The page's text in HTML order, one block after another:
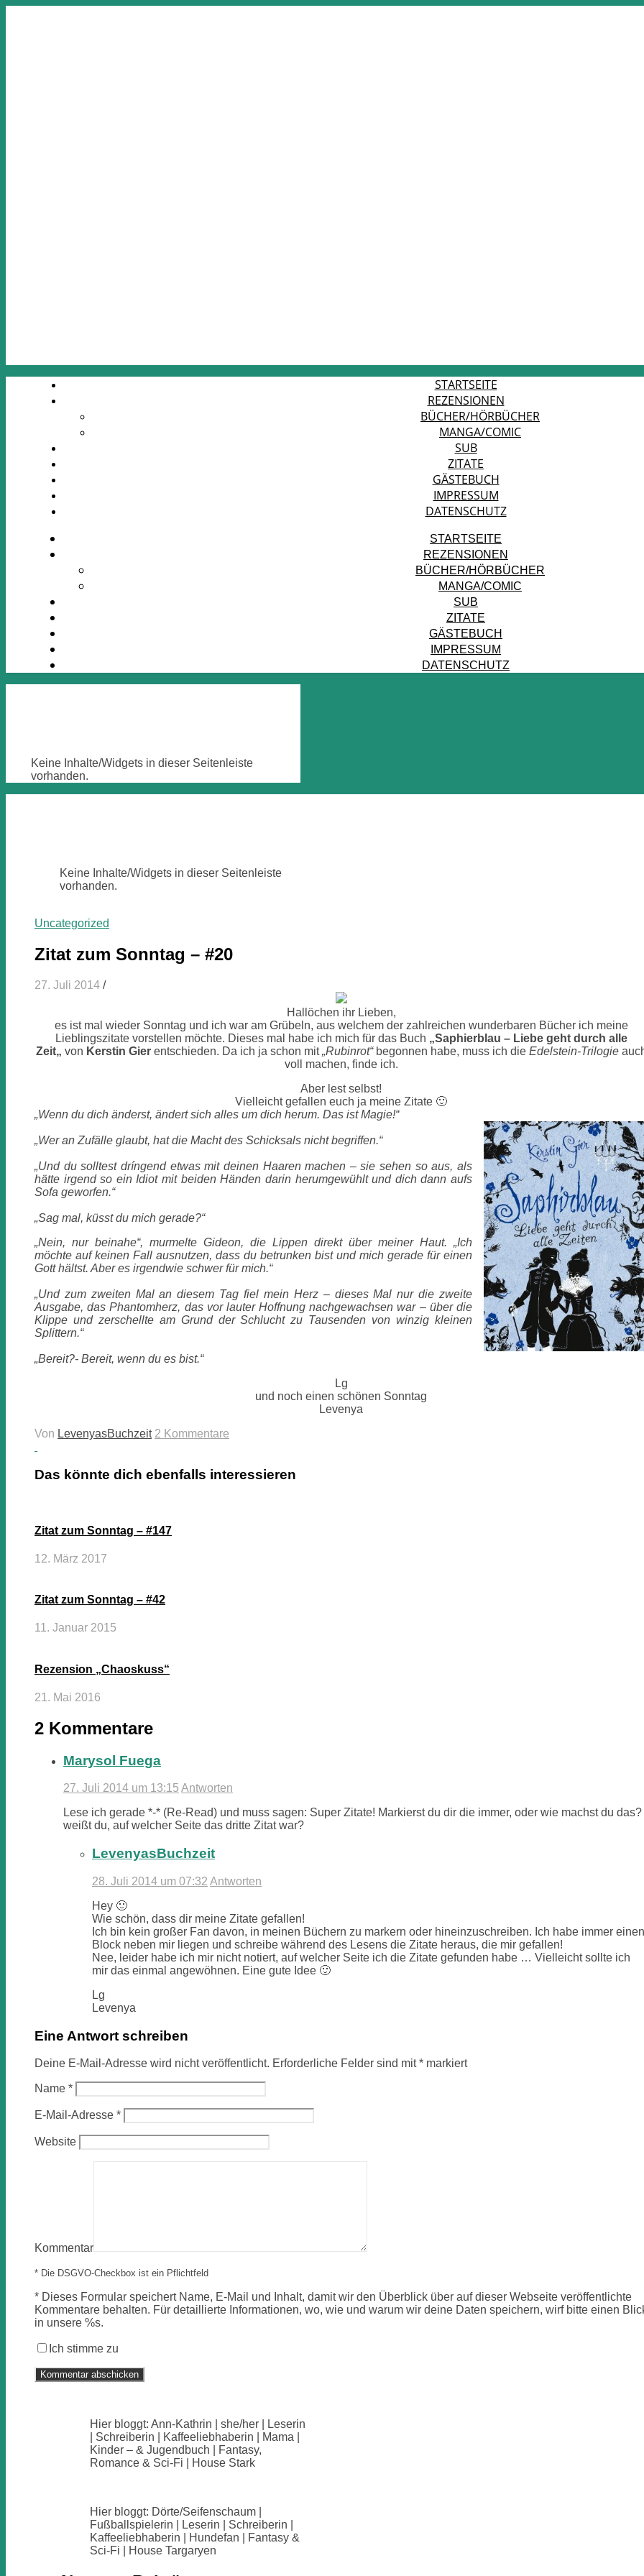
STARTSEITE
REZENSIONEN
BÜCHER/HÖRBÜCHER
MANGA/COMIC
SUB
ZITATE
GÄSTEBUCH
IMPRESSUM
DATENSCHUTZ
STARTSEITE
REZENSIONEN
BÜCHER/HÖRBÜCHER
MANGA/COMIC
SUB
ZITATE
GÄSTEBUCH
IMPRESSUM
DATENSCHUTZ
Keine Inhalte/Widgets in dieser Seitenleiste
vorhanden.
Keine Inhalte/Widgets in dieser Seitenleiste
vorhanden.
Uncategorized
Zitat zum Sonntag – #20
27. Juli 2014 /
Hallöchen ihr Lieben,
es ist mal wieder Sonntag und ich war am Grübeln, aus welchem der zahlreichen wunderbaren Bücher ich meine
Lieblingszitate vorstellen möchte. Dieses mal habe ich mich für das Buch „Saphierblau – Liebe geht durch alle
Zeit„ von Kerstin Gier entschieden. Da ich ja schon mit„Rubinrot“ begonnen habe, muss ich die Edelstein-Trilogie
voll machen, finde ich.
Aber lest selbst!
Vielleicht gefallen euch ja meine Zitate 🙂
„Wenn du dich änderst, ändert sich alles um dich herum. Das ist Magie!“
„Wer an Zufälle glaubt, hat die Macht des Schicksals nicht begriffen.“
„Und du solltest dríngend etwas mit deinen Haaren machen – sie sehen so aus, als
hätte irgend so ein Idiot mit beiden Händen darin herumgewühlt und dich dann aufs
Sofa geworfen.“
„Sag mal, küsst du mich gerade?“
„Nein, nur beinahe“, murmelte Gideon, die Lippen direkt über meiner Haut. „Ich
möchte auf keinen Fall ausnutzen, dass du betrunken bist und mich gerade für einen
Gott hältst. Aber es irgendwie schwer für mich.“
„Und zum zweiten Mal an diesem Tag fiel mein Herz – dieses Mal nur die zweite
Ausgabe, das Phantomherz, das vor lauter Hoffnung nachgewachsen war – über die
Klippe und zerschellte am Grund der Schlucht zu Tausenden von winzig kleinen
Splittern.“
„Bereit?- Bereit, wenn du es bist.“
Lg
und noch einen schönen Sonntag
Levenya
Von LevenyasBuchzeit 2 Kommentare
Das könnte dich ebenfalls interessieren
Zitat zum Sonntag – #147
12. März 2017
Zitat zum Sonntag – #42
11. Januar 2015
Rezension „Chaoskuss“
21. Mai 2016
2 Kommentare
Marysol Fuega
27. Juli 2014 um 13:15 Antworten
Lese ich gerade *-* (Re-Read) und muss sagen: Super Zitate! Markierst du dir die immer, oder wie machst du das?
weißt du, auf welcher Seite das dritte Zitat war?
LevenyasBuchzeit
28. Juli 2014 um 07:32 Antworten
Hey 🙂
Wie schön, dass dir meine Zitate gefallen!
Ich bin kein großer Fan davon, in meinen Büchern zu markern oder hineinzuschreiben. Ich habe immer einen
Block neben mir liegen und schreibe während des Lesens die Zitate heraus, die mir gefallen!
Nee, leider habe ich mir nicht notiert, auf welcher Seite ich die Zitate gefunden habe … Vielleicht sollte ich
mir das einmal angewöhnen. Eine gute Idee 🙂
Lg
Levenya
Eine Antwort schreiben
Deine E-Mail-Adresse wird nicht veröffentlicht. Erforderliche Felder sind mit* markiert
Name *
E-Mail-Adresse *
Website
Kommentar
* Die DSGVO-Checkbox ist ein Pflichtfeld
* Dieses Formular speichert Name, E-Mail und Inhalt, damit wir den Überblick über auf dieser Webseite veröffentlichte
Kommentare behalten. Für detaillierte Informationen, wo, wie und warum wir deine Daten speichern, wirf bitte einen
in unsere %s.
Ich stimme zu
Hier bloggt: Ann-Kathrin | she/her | Leserin
| Schreiberin | Kaffeeliebhaberin | Mama |
Kinder – & Jugendbuch | Fantasy,
Romance & Sci-Fi | House Stark
Hier bloggt: Dörte/Seifenschaum |
Fußballspielerin | Leserin | Schreiberin |
Kaffeeliebhaberin | Hundefan | Fantasy &
Sci-Fi | House Targaryen